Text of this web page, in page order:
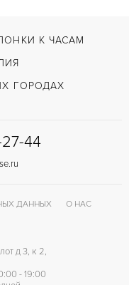
Застежка с помощью шипа
К ЧАСАМ
ГОРОДАХ
27-44
ДАННЫХ
О НАС
д 3, к 2,
- 19:00